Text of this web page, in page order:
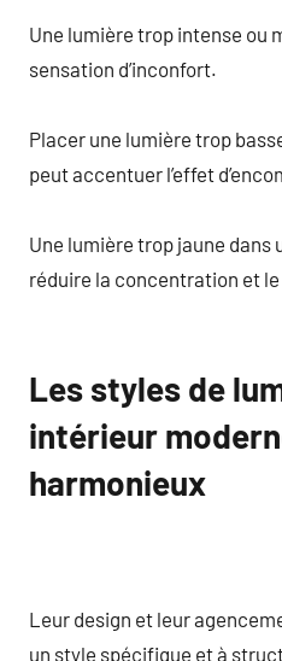
Une lumière trop intense ou
sensation d’inconfort.
Placer une lumière trop
peut accentuer l’effet
Une lumière trop jaune dans
réduire la concentration et
Les styles de
intérieur
harmonieux
Leur design et leur
un style spécifique et à